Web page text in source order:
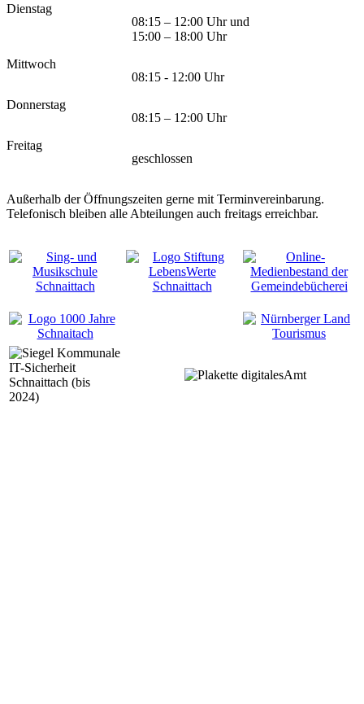
Dienstag
08:15 – 12:00 Uhr und
15:00 – 18:00 Uhr
Mittwoch
08:15 - 12:00 Uhr
Donnerstag
08:15 – 12:00 Uhr
Freitag
geschlossen
Außerhalb der Öffnungszeiten gerne mit Terminvereinbarung.
Telefonisch bleiben alle Abteilungen auch freitags erreichbar.